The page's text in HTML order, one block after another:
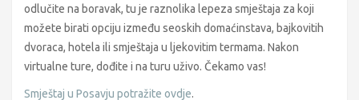
odlučite na boravak, tu je raznolika lepeza smještaja za koji
možete birati opciju između seoskih domaćinstava, bajkovitih
dvoraca, hotela ili smještaja u ljekovitim termama. Nakon
virtualne ture, dođite i na turu uživo. Čekamo vas!
Smještaj u Posavju potražite ovdje.